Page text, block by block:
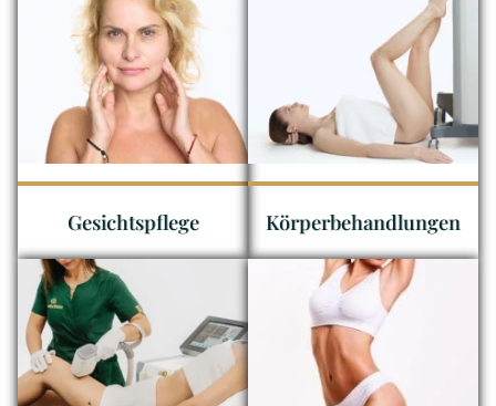
Gesichtspflege Körperbehandlungen